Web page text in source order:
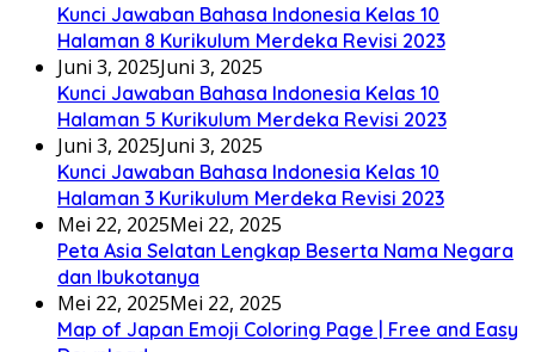
Kunci Jawaban Bahasa Indonesia Kelas 10
Halaman 8 Kurikulum Merdeka Revisi 2023
Juni 3, 2025Juni 3, 2025
Kunci Jawaban Bahasa Indonesia Kelas 10
Halaman 5 Kurikulum Merdeka Revisi 2023
Juni 3, 2025Juni 3, 2025
Kunci Jawaban Bahasa Indonesia Kelas 10
Halaman 3 Kurikulum Merdeka Revisi 2023
Mei 22, 2025Mei 22, 2025
Peta Asia Selatan Lengkap Beserta Nama Negara
dan Ibukotanya
Mei 22, 2025Mei 22, 2025
Map of Japan Emoji Coloring Page | Free and Easy